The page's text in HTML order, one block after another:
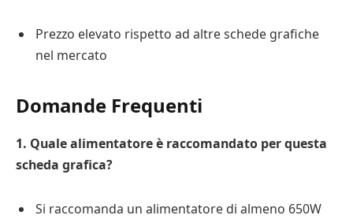
Prezzo elevato rispetto ad altre schede grafiche
nel mercato
Domande Frequenti
1. Quale alimentatore è raccomandato per questa
scheda grafica?
Si raccomanda un alimentatore di almeno 650W